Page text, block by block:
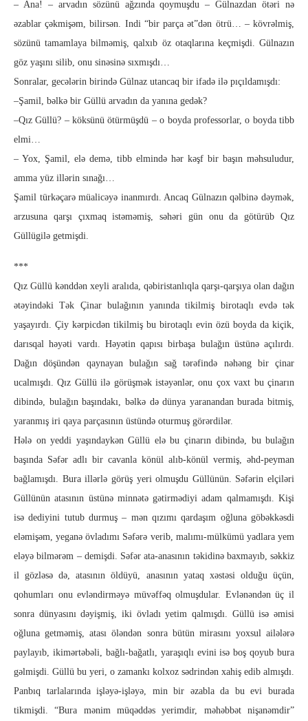
– Ana! – arvadın sözünü ağzında qoymuşdu – Gülnazdan ötəri nə
əzablar çəkmişəm, bilirsən. Indi “bir parça ət”dən ötrü… – kövrəlmiş,
sözünü tamamlaya bilməmiş, qalxıb öz otaqlarına keçmişdi. Gülnazın
göz yaşını silib, onu sinəsinə sıxmışdı…
Sonralar, gecələrin birində Gülnaz utancaq bir ifadə ilə pıçıldamışdı:
–Şamil, bəlkə bir Güllü arvadın da yanına gedək?
–Qız Güllü? – köksünü ötürmüşdü – o boyda professorlar, o boyda tibb
elmi…
– Yox, Şamil, elə demə, tibb elmində hər kəşf bir başın məhsuludur,
amma yüz illərin sınağı…
Şamil türkəçarə müalicəyə inanmırdı. Ancaq Gülnazın qəlbinə dəymək,
arzusuna qarşı çıxmaq istəməmiş, səhəri gün onu da götürüb Qız
Güllügilə getmişdi.
***
Qız Güllü kənddən xeyli aralıda, qəbiristanlıqla qarşı-qarşıya olan dağın
ətəyindəki Tək Çinar bulağının yanında tikilmiş birotaqlı evdə tək
yaşayırdı. Çiy kərpicdən tikilmiş bu birotaqlı evin özü boyda da kiçik,
darısqal həyəti vardı. Həyətin qapısı birbaşa bulağın üstünə açılırdı.
Dağın döşündən qaynayan bulağın sağ tərəfində nəhəng bir çinar
ucalmışdı. Qız Güllü ilə görüşmək istəyənlər, onu çox vaxt bu çinarın
dibində, bulağın başındakı, bəlkə də dünya yaranandan burada bitmiş,
yaranmış iri qaya parçasının üstündə oturmuş görərdilər.
Hələ on yeddi yaşındaykən Güllü elə bu çinarın dibində, bu bulağın
başında Səfər adlı bir cavanla könül alıb-könül vermiş, əhd-peyman
bağlamışdı. Bura illərlə görüş yeri olmuşdu Güllünün. Səfərin elçiləri
Güllünün atasının üstünə minnətə gətirmədiyi adam qalmamışdı. Kişi
isə dediyini tutub durmuş – mən qızımı qardaşım oğluna göbəkkəsdi
eləmişəm, yeganə övladımı Səfərə verib, malımı-mülkümü yadlara yem
eləyə bilmərəm – demişdi. Səfər ata-anasının təkidinə baxmayıb, səkkiz
il gözləsə də, atasının öldüyü, anasının yataq xəstəsi olduğu üçün,
qohumları onu evləndirməyə müvəffəq olmuşdular. Evlənəndən üç il
sonra dünyasını dəyişmiş, iki övladı yetim qalmışdı. Güllü isə əmisi
oğluna getməmiş, atası öləndən sonra bütün mirasını yoxsul ailələrə
paylayıb, ikimərtəbəli, bağlı-bağatlı, yaraşıqlı evini isə boş qoyub bura
gəlmişdi. Güllü bu yeri, o zamankı kolxoz sədrindən xahiş edib almışdı.
Panbıq tarlalarında işləyə-işləyə, min bir əzabla da bu evi burada
tikmişdi. “Bura mənim müqəddəs yerimdir, məhəbbət nişanəmdir”